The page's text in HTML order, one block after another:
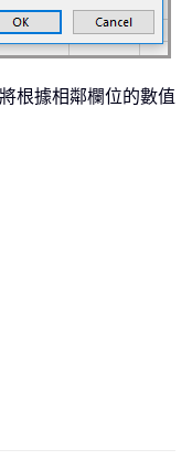
根據相鄰欄位的數值